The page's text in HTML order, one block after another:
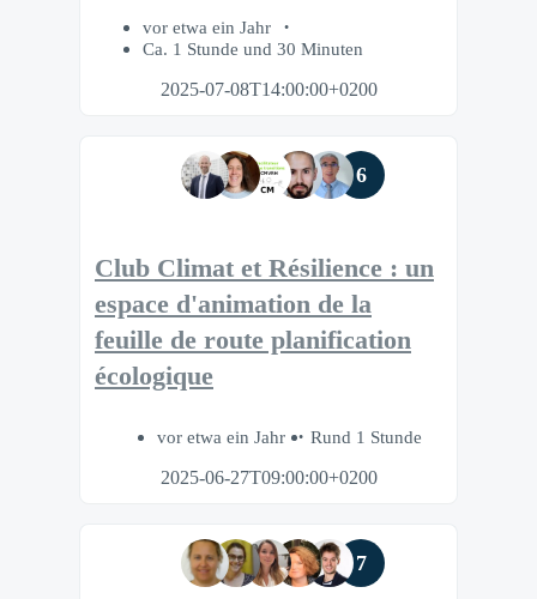
vor etwa ein Jahr
Ca. 1 Stunde und 30 Minuten
2025-07-08T14:00:00+0200
6
Club Climat et Résilience : un
espace d'animation de la
feuille de route planification
écologique
vor etwa ein Jahr
Rund 1 Stunde
2025-06-27T09:00:00+0200
7